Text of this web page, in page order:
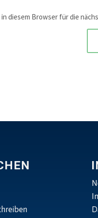
diesem Browser für die